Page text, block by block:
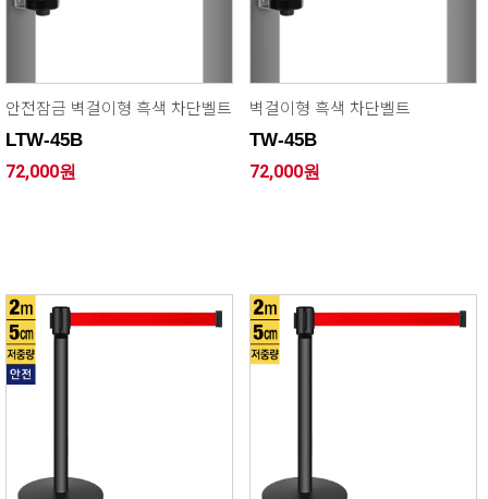
안전잠금 벽걸이형 흑색 차단벨트
LTW-45B
72,000원
벽걸이형 흑색 차단벨트
TW-45B
72,000원